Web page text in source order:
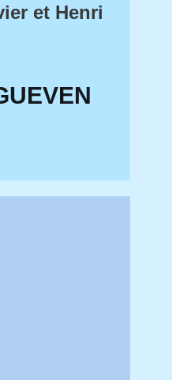
et Henri